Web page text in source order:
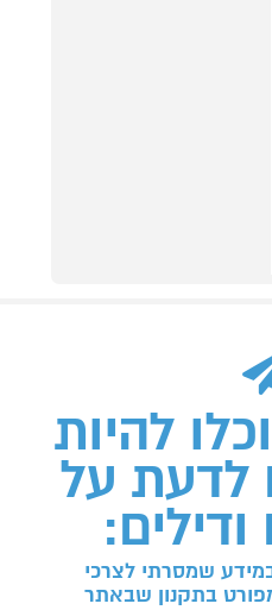
להיות
לדעת על
שמסרתי לצרכי
בתקנון שבאתר